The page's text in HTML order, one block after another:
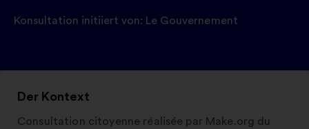
Konsultation initiiert von: Le Gouvernement
Der Kontext
Consultation citoyenne réalisée par Make.org du